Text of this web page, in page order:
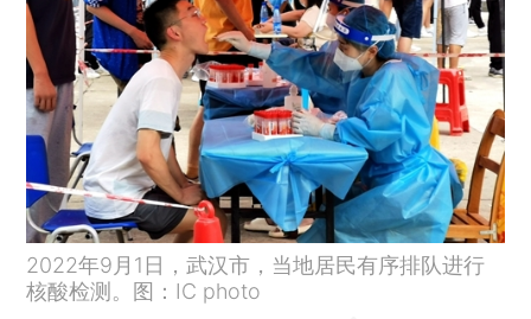
2022年9月1日，武汉市，当地居民有序排队进行
核酸检测。图：IC photo